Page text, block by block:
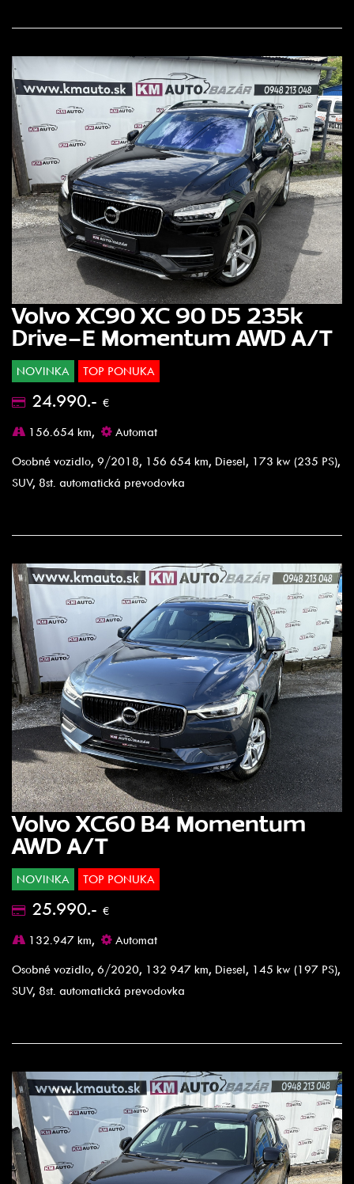
Volvo XC90 XC 90 D5 235k
Drive-E Momentum AWD A/T
NOVINKA TOP PONUKA
24.990.- €
156.654 km,
Automat
Osobné vozidlo, 9/2018, 156 654 km, Diesel, 173 kw (235 PS),
SUV, 8st. automatická prevodovka
Volvo XC60 B4 Momentum
AWD A/T
NOVINKA TOP PONUKA
25.990.- €
132.947 km,
Automat
Osobné vozidlo, 6/2020, 132 947 km, Diesel, 145 kw (197 PS),
SUV, 8st. automatická prevodovka